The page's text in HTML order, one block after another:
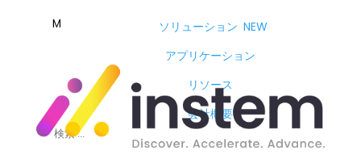
M ソリューション NEW
アプリケーション
リソース
会社概要